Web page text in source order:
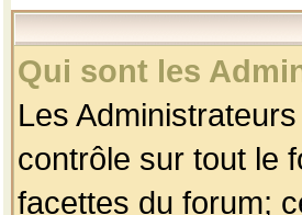
Qui sont les
Les
contrôle sur tout le
facettes du forum;